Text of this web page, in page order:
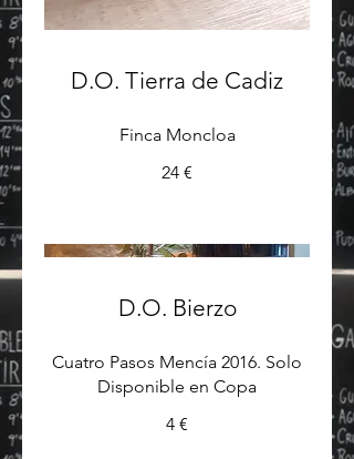
D.O. Tierra de Cadiz
Finca Moncloa
24 €
D.O. Bierzo
Cuatro Pasos Mencía 2016. Solo
Disponible en Copa
4 €